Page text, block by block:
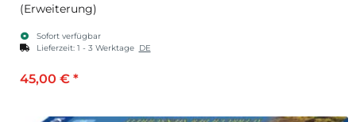
(Erweiterung)
Sofort verfügbar
Lieferzeit: 1 - 3 Werktage DE
45,00 € *